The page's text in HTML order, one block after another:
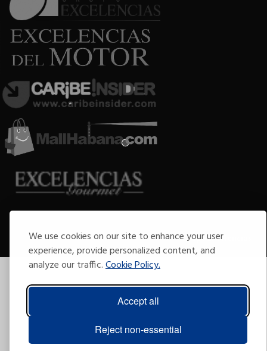
We use cookies on our site to enhance your user
experience, provide personalized content, and
analyze our traffic.Cookie Policy.
Accept all
Reject non-essential
Todos los derechos reservadosDesarrollado por Grupo Excelencias